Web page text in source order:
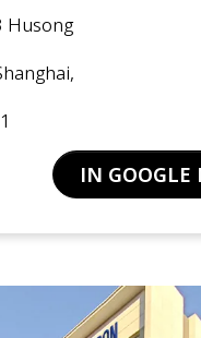
Husong
IN GOOGLE